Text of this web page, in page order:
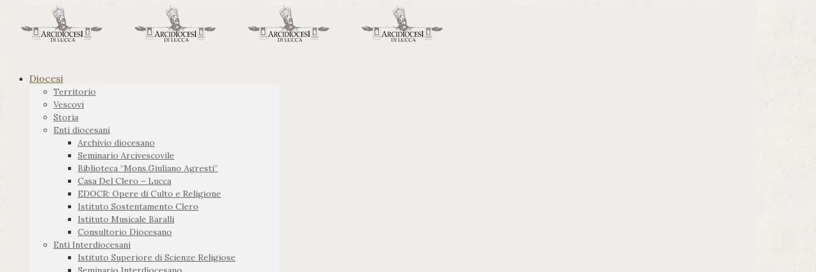
Diocesi
Territorio
Vescovi
Storia
Enti diocesani
Archivio diocesano
Seminario Arcivescovile
Biblioteca “Mons.Giuliano Agresti”
Casa Del Clero – Lucca
EDOCR: Opere di Culto e Religione
Istituto Sostentamento Clero
Istituto Musicale Baralli
Consultorio Diocesano
Enti Interdiocesani
Istituto Superiore di Scienze Religiose